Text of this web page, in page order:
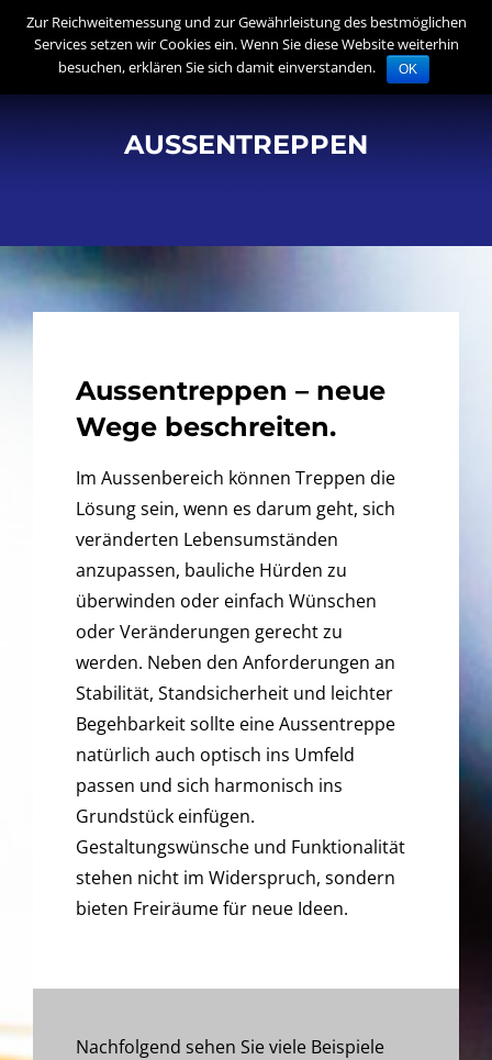
Skip
content
AUSSENTREPPEN
Aussentreppen – neue
Wege beschreiten.
Im Aussenbereich können Treppen die
Lösung sein, wenn es darum geht, sich
veränderten Lebensumständen
anzupassen, bauliche Hürden zu
überwinden oder einfach Wünschen
oder Veränderungen gerecht zu
werden. Neben den Anforderungen an
Stabilität, Standsicherheit und leichter
Begehbarkeit sollte eine Aussentreppe
natürlich auch optisch ins Umfeld
passen und sich harmonisch ins
Grundstück einfügen.
Gestaltungswünsche und Funktionalität
stehen nicht im Widerspruch, sondern
bieten Freiräume für neue Ideen.
Nachfolgend sehen Sie viele Beispiele
Zur Reichweitemessung und zur Gewährleistung des bestmöglichen
Services setzen wir Cookies ein. Wenn Sie diese Website weiterhin
besuchen, erklären Sie sich damit einverstanden.
OK